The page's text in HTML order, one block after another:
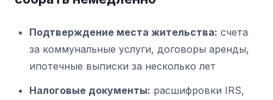
Подтверждение места жительства: счета
за коммунальные услуги, договоры аренды,
ипотечные выписки за несколько лет
Налоговые документы: расшифровки IRS,